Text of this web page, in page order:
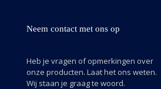
Neem contact met ons op
Heb je vragen of opmerkingen over
onze producten. Laat het ons weten.
Wij staan je graag te woord.